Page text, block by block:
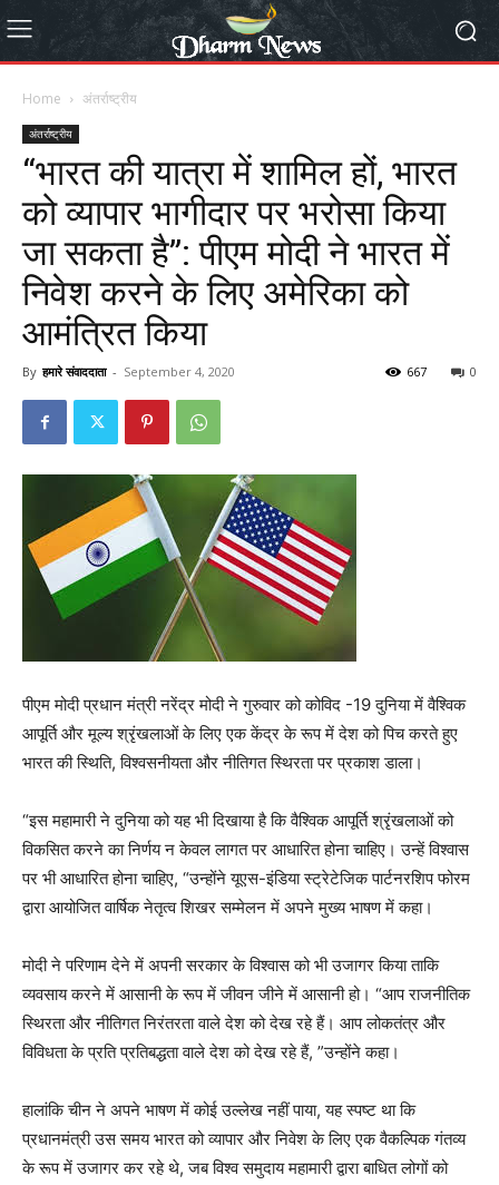
Home अंतर्राष्ट्रीय
अंतर्राष्ट्रीय
“भारत की यात्रा में शामिल हों, भारत
को व्यापार भागीदार पर भरोसा किया
जा सकता है”: पीएम मोदी ने भारत में
निवेश करने के लिए अमेरिका को
आमंत्रित किया
By हमारे संवाददाता - September 4, 2020 0
667
पीएम मोदी प्रधान मंत्री नरेंद्र मोदी ने गुरुवार को कोविद -19 दुनिया में वैश्विक
आपूर्ति और मूल्य श्रृंखलाओं के लिए एक केंद्र के रूप में देश को पिच करते हुए
भारत की स्थिति, विश्वसनीयता और नीतिगत स्थिरता पर प्रकाश डाला।
“इस महामारी ने दुनिया को यह भी दिखाया है कि वैश्विक आपूर्ति श्रृंखलाओं को
विकसित करने का निर्णय न केवल लागत पर आधारित होना चाहिए। उन्हें विश्वास
पर भी आधारित होना चाहिए, “उन्होंने यूएस-इंडिया स्ट्रेटेजिक पार्टनरशिप फोरम
द्वारा आयोजित वार्षिक नेतृत्व शिखर सम्मेलन में अपने मुख्य भाषण में कहा।
मोदी ने परिणाम देने में अपनी सरकार के विश्वास को भी उजागर किया ताकि
व्यवसाय करने में आसानी के रूप में जीवन जीने में आसानी हो। “आप राजनीतिक
स्थिरता और नीतिगत निरंतरता वाले देश को देख रहे हैं। आप लोकतंत्र और
विविधता के प्रति प्रतिबद्धता वाले देश को देख रहे हैं, ”उन्होंने कहा।
हालांकि चीन ने अपने भाषण में कोई उल्लेख नहीं पाया, यह स्पष्ट था कि
प्रधानमंत्री उस समय भारत को व्यापार और निवेश के लिए एक वैकल्पिक गंतव्य
के रूप में उजागर कर रहे थे, जब विश्व समुदाय महामारी द्वारा बाधित लोगों को